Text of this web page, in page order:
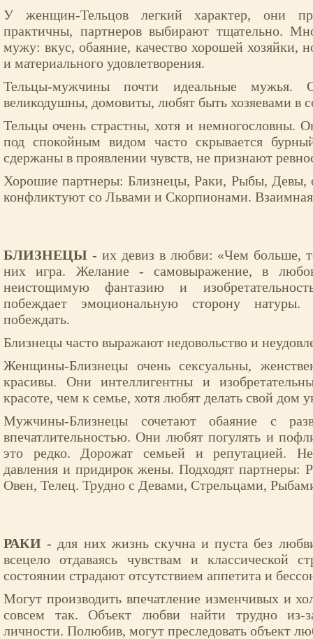
У женщин-Тельцов легкий характер, они
практичны, партнеров выбирают тщательно.
мужу: вкус, обаяние, качество хорошей хозяйки,
и материального удовлетворения.
Тельцы-мужчины почти идеальные мужья.
великодушны, домовиты, любят быть хозяевами в
Тельцы очень страстны, хотя и немногословны.
под спокойным видом часто скрывается
сдержаны в проявлении чувств, не признают
Хорошие партнеры: Близнецы, Раки, Рыбы, Девы,
конфликтуют со Львами и Скорпионами.
БЛИЗНЕЦЫ - их девиз в любви: «Чем больше,
них игра. Желание - самовыражение, в
неистощимую фантазию и
побеждает эмоциональную сторону
побеждать.
Близнецы часто выражают недовольство и
Женщины-Близнецы очень сексуальны,
красивы. Они интеллигентны и
красоте, чем к семье, хотя любят делать свой
Мужчины-Близнецы сочетают обаяние с
впечатлительностью. Они любят погулять и
это редко. Дорожат семьей и репутацией. Не
давления и придирок жены. Подходят партнеры:
Овен, Телец. Трудно с Девами, Стрельцами,
РАКИ - для них жизнь скучна и пуста без
всецело отдаваясь чувствам и классической
состоянии страдают отсутствием аппетита и
Могут производить впечатление изменчивых и
совсем так. Объект любви найти трудно из-
личности. Полюбив, могут преследовать объект